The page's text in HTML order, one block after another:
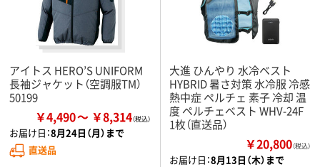
アイトス HERO’S UNIFORM
長袖ジャケット（空調服TM）
50199
￥4,490 ￥8,314
お届け日：8月24日（月）まで
直送品
大進 ひんやり 水冷ベスト
HYBRID 暑さ対策 水冷服 冷感
熱中症 ペルチェ 素子 冷却 温
度 ペルチェベスト WHV-24F
1枚（直送品）
￥20,800（税込）
お届け日：8月13日（木）まで